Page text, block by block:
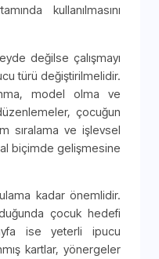
kullanılmasını
değilse çalışmayı
türü değiştirilmelidir.
model olma ve
çocuğun
sıralama ve işlevsel
biçimde gelişmesine
kadar önemlidir.
çocuk hedefi
ise yeterli ipucu
kartlar, yönergeler